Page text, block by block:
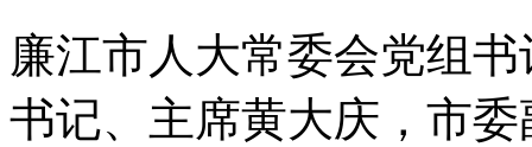
廉江市人大常委会党组
书记、主席黄大庆，市